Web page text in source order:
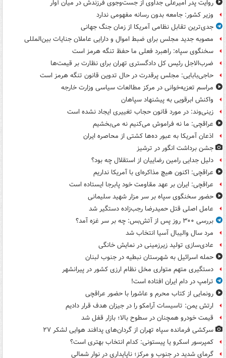
روایت پدر امیرعلی جداوی از جست‌وجوی فرزندش در میان آوار
وزیر کشور: جامعه بدون رسانه مفهومی ندارد
جدی‌ترین تقابل نظامی آمریکا از زمان جنگ جهانی
مصوبه جدید مجلس برای ضبط اموال و دارایی عاملان جنایات بین‌المللی
سخنگوی سپاه: راهبرد فعلی ما حفظ تنگه هرمز است
ضرب‌الاجل رئیس کل دادگستری تهران برای نظارت بر قیمت‌ها
حاجی‌بابایی: مجلس پرقدرت در حال تدوین قانون تنگه هرمز است
مراسم تعزیه‌خوانی در مرکز مطالعات سیاسی وزارت خارجه
واکنش ابرقویی به پیشنهاد سپاهان
زینی‌وند: در مورد قانون حجاب تغییری ایجاد نشده است
عراقچی: ما نه فراموش می‌کنیم نه می‌بخشیم
اذعان آمریکا به عبور ده‌ها کشتی از محاصره ایران
جشن برداشت انگور در ترشیز
دلیل جدایی رامین رضاییان از استقلال چه بود؟
عراقچی: اکنون هیچ مذاکره‌ای با آمریکا نداریم
عراقچی: ایران بر عهد مقاومت خود پابرجا ایستاده است
حضور سخنگوی سپاه بر سر مزار شهید سلیمانی
عامل اصلی قتل حمیدرضا رجب‌زاده دستگیر شد
بررسی ۳۰۰ روز پس از آتش‌بس: چه بر سر غزه آمد؟
مرد سال والیبال آسیا انتخاب شد
عادی‌سازی تولید زیرزمینی در نمایش خانگی
حمله اسرائیل به شهرستان نبطیه در جنوب لبنان
دستگیری متهم متواری مخل نظام ارزی کشور در پیرانشهر
ترامپ در دام ایران افتاده است!
رونمایی از کتاب محرم و عاشورا با حضور عراقچی
ارتش یمن: تاسیسات آرامکو را در جیزان هدف قرار دادیم
قیمت خودرو همچنان در سطوح بالا؛ بازار قفل شد
سرکشی فرمانده سپاه تهران از گردان‌های پدافند هوایی لشکر ۲۷
کمپرسور اسکرو یا پیستونی: کدام انتخاب بهتری است؟
گرمای شدید در جنوب و مرکز؛ ناپایداری در نوار شمالی